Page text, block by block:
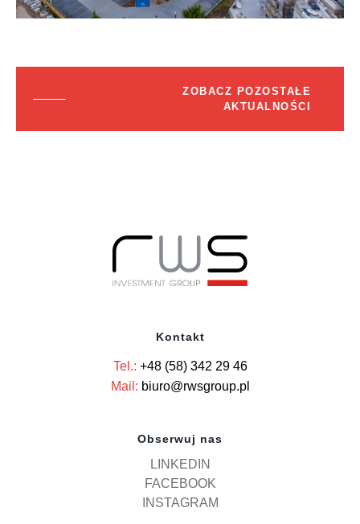
ZOBACZ POZOSTAŁE
AKTUALNOŚCI
Kontakt
Tel.: +48 (58) 342 29 46
Mail: biuro@rwsgroup.pl
Obserwuj nas
LINKEDIN
FACEBOOK
INSTAGRAM